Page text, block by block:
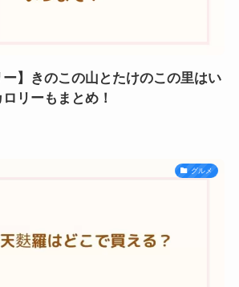
ー】きのこの山とたけのこの里はい
リーもまとめ！
グルメ